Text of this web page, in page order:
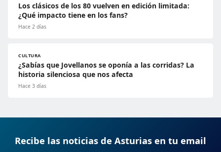
Los clásicos de los 80 vuelven en edición limitada:
¿Qué impacto tiene en los fans?
Hace 2 días
CULTURA
¿Sabías que Jovellanos se oponía a las corridas? La
historia silenciosa que nos afecta
Hace 3 días
Recibe las noticias de Asturias en tu email